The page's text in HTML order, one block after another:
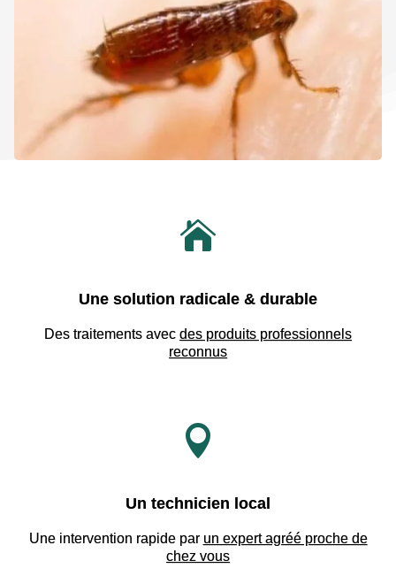

Une solution radicale & durable
Des traitements avec des produits professionnels
reconnus

Un technicien local
Une intervention rapide par un expert agréé proche de
chez vous